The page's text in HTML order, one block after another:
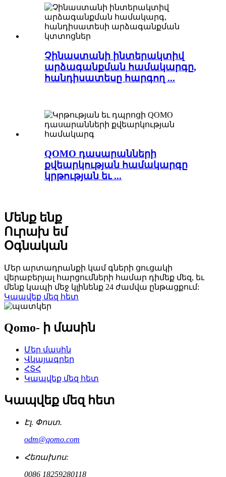
Չինաստանի ինտերակտիվ
արձագանքման համակարգը,
հանդիսատեսը հարգող ...
QOMO դասարանների
քվեարկության համակարգը
կրթության եւ ...
Մենք ենք
Ուրախ եմ
Օգնական
Մեր արտադրանքի կամ գների ցուցակի
վերաբերյալ հարցումների համար դիմեք մեզ, եւ
մենք կապի մեջ կլինենք 24 ժամվա ընթացքում:
Կապվեք մեզ հետ
Qomo- ի մասին
Մեր մասին
Վկայագրեր
ՀՏՀ
Կապվեք մեզ հետ
Կապվեք մեզ հետ
Էլ. Փոստ.
odm@qomo.com
Հեռախոս:
0086 18259280118